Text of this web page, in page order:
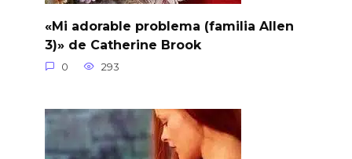
«Mi adorable problema (familia Allen
3)» de Catherine Brook
0 293